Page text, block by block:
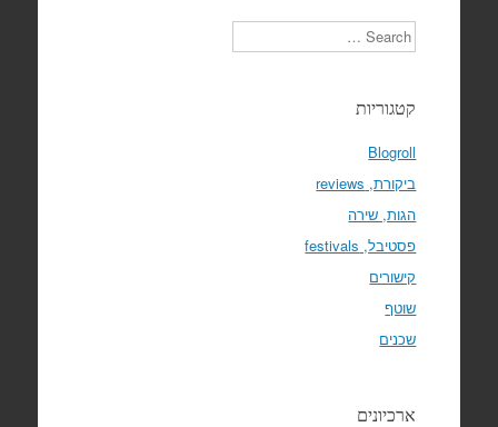
Search
קטגוריות
Blogroll
ביקורת, reviews
הגות, שירה
פסטיבל, festivals
קישורים
שוטף
שכנים
ארכיונים